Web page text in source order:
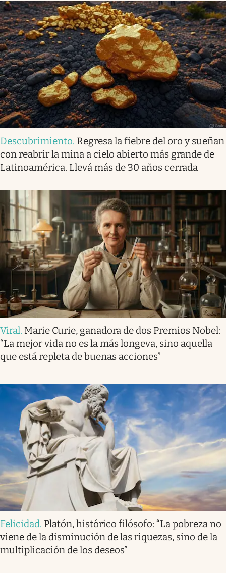
Descubrimiento. Regresa la fiebre del oro y sueñan
con reabrir la mina a cielo abierto más grande de
Latinoamérica. Llevá más de 30 años cerrada
Viral. Marie Curie, ganadora de dos Premios Nobel:
“La mejor vida no es la más longeva, sino aquella
que está repleta de buenas acciones”
Felicidad. Platón, histórico filósofo: “La pobreza no
viene de la disminución de las riquezas, sino de la
multiplicación de los deseos”